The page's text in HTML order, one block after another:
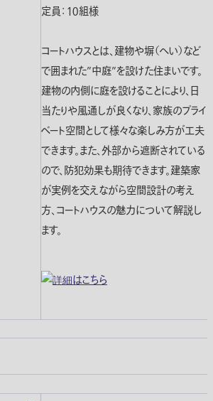
定員：１０組様
コートハウスとは、建物や塀（へい）など
で囲まれた”中庭”を設けた住まいです。
建物の内側に庭を設けることにより、日
当たりや風通しが良くなり、家族のプライ
ベート空間として様々な楽しみ方が工夫
できます。また、外部から遮断されている
ので、防犯効果も期待できます。建築家
が実例を交えながら空間設計の考え
方、コートハウスの魅力について解説し
ます。